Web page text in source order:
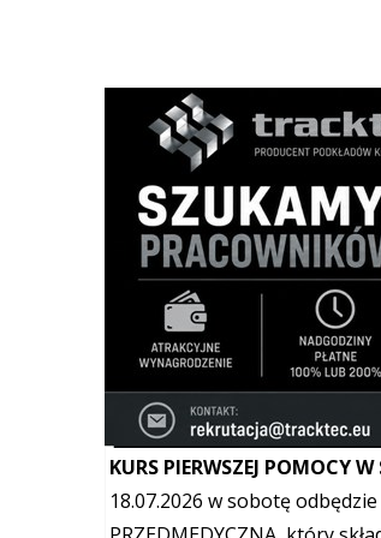
Szukana fraza w ogłoszeniach
INSTRUKTOR TERAPII
Chcesz pracować w
jako osoba wspierająca...
Inne Telefon: 662 232 335 Mail:
KURS PIERWSZEJ POMOCY
18.07.2026 w sobotę